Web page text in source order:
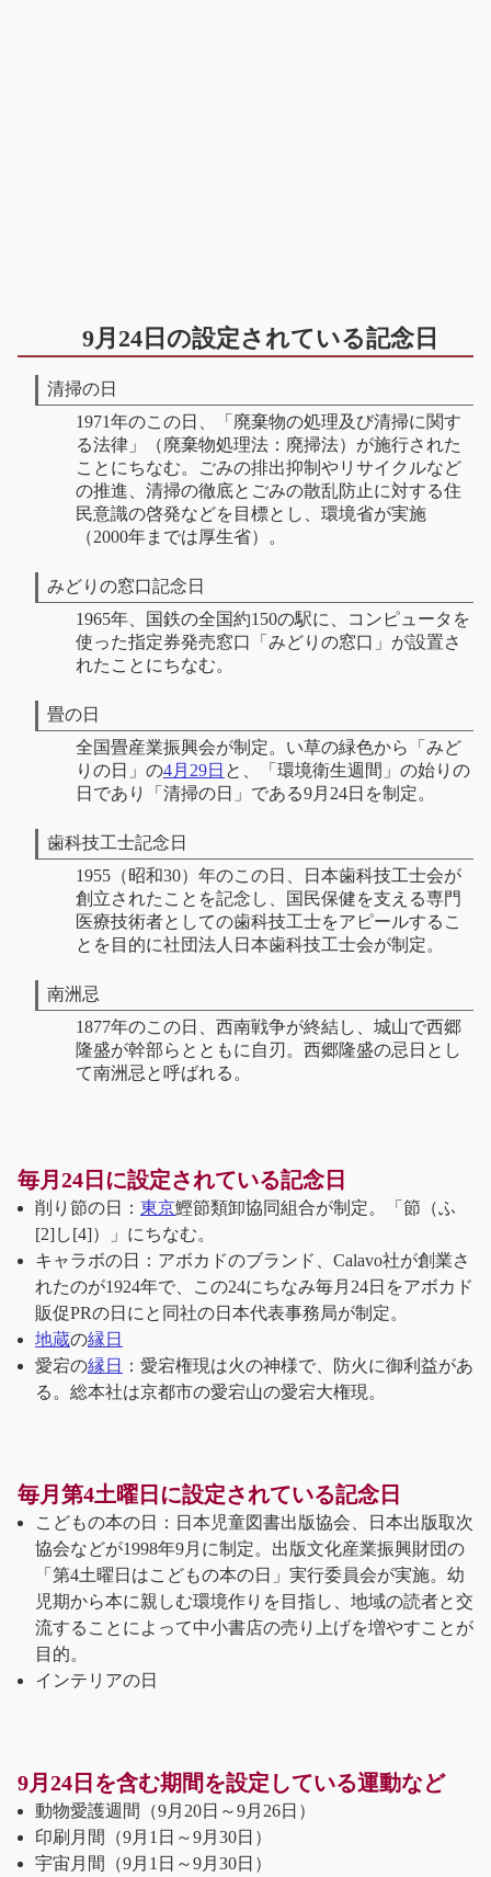
9月24日の設定されている記念日
清掃の日
1971年のこの日、「廃棄物の処理及び清掃に関す
る法律」（廃棄物処理法：廃掃法）が施行された
ことにちなむ。ごみの排出抑制やリサイクルなど
の推進、清掃の徹底とごみの散乱防止に対する住
民意識の啓発などを目標とし、環境省が実施
（2000年までは厚生省）。
みどりの窓口記念日
1965年、国鉄の全国約150の駅に、コンピュータを
使った指定券発売窓口「みどりの窓口」が設置さ
れたことにちなむ。
畳の日
全国畳産業振興会が制定。い草の緑色から「みど
りの日」の4月29日 と、「環境衛生週間」の始りの
日であり「清掃の日」である9月24日を制定。
歯科技工士記念日
1955（昭和30）年のこの日、日本歯科技工士会が
創立されたことを記念し、国民保健を支える専門
医療技術者としての歯科技工士をアピールするこ
とを目的に社団法人日本歯科技工士会が制定。
南洲忌
1877年のこの日、西南戦争が終結し、城山で西郷
隆盛が幹部らとともに自刃。西郷隆盛の忌日とし
て南洲忌と呼ばれる。
毎月24日に設定されている記念日
削り節の日： 東京鰹節類卸協同組合が制定。「節（ふ
[2]し[4]）」にちなむ。
キャラボの日：アボカドのブランド、Calavo社が創業さ
れたのが1924年で、この24にちなみ毎月24日をアボカド
販促PRの日にと同社の日本代表事務局が制定。
地蔵の縁日
愛宕の縁日
：愛宕権現は火の神様で、防火に御利益があ
る。総本社は京都市の愛宕山の愛宕大権現。
毎月第4土曜日に設定されている記念日
こどもの本の日：日本児童図書出版協会、日本出版取次
協会などが1998年9月に制定。出版文化産業振興財団の
「第4土曜日はこどもの本の日」実行委員会が実施。幼
児期から本に親しむ環境作りを目指し、地域の読者と交
流することによって中小書店の売り上げを増やすことが
目的。
インテリアの日
9月24日を含む期間を設定している運動など
動物愛護週間（9月20日～9月26日）
印刷月間（9月1日～9月30日）
宇宙月間（9月1日～9月30日）